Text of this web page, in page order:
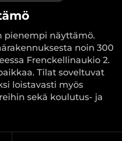
pienempi näyttämö.
noin 300
Frenckellinaukio 2.
Tilat soveltuvat
loistavasti myös
sekä koulutus- ja